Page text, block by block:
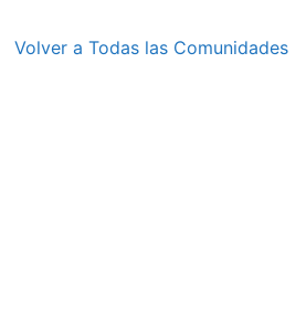
Volver a Todas las Comunidades